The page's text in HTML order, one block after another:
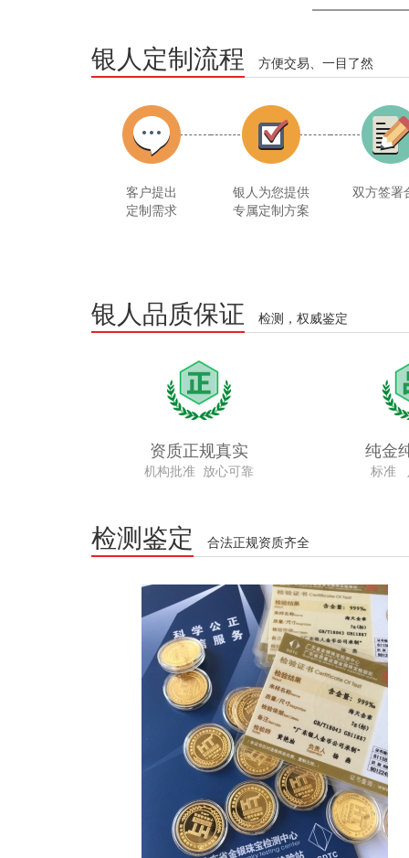
银人定制流程 方便交易、一目了然
客户提出
定制需求
银人为您提供
专属定制方案
双方签署
银人品质保证 检测，权威鉴定
资质正规真实
机构批准 放心可靠
纯金
标准
检测鉴定 合法正规资质齐全